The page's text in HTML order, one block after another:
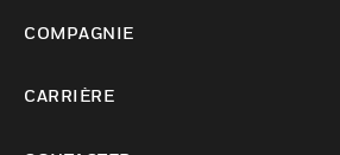
COMPAGNIE
CARRIÈRE